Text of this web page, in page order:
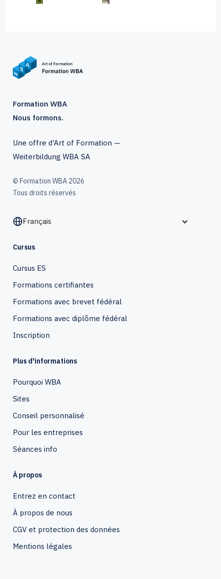
Formation WBA
Nous formons.
Une offre d'Art of Formation —
Weiterbildung WBA SA
© Formation WBA 2026
Tous droits réservés
Français
Cursus
Cursus ES
Formations certifiantes
Formations avec brevet fédéral
Formations avec diplôme fédéral
Inscription
Plus d'informations
Pourquoi WBA
Sites
Conseil personnalisé
Pour les entreprises
Séances info
À propos
Entrez en contact
À propos de nous
CGV et protection des données
Mentions légales